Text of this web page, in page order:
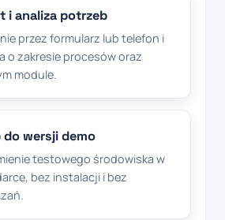
i analiza potrzeb
przez formularz lub telefon i
o zakresie procesów oraz
module.
wersji demo
testowego środowiska w
bez instalacji i bez